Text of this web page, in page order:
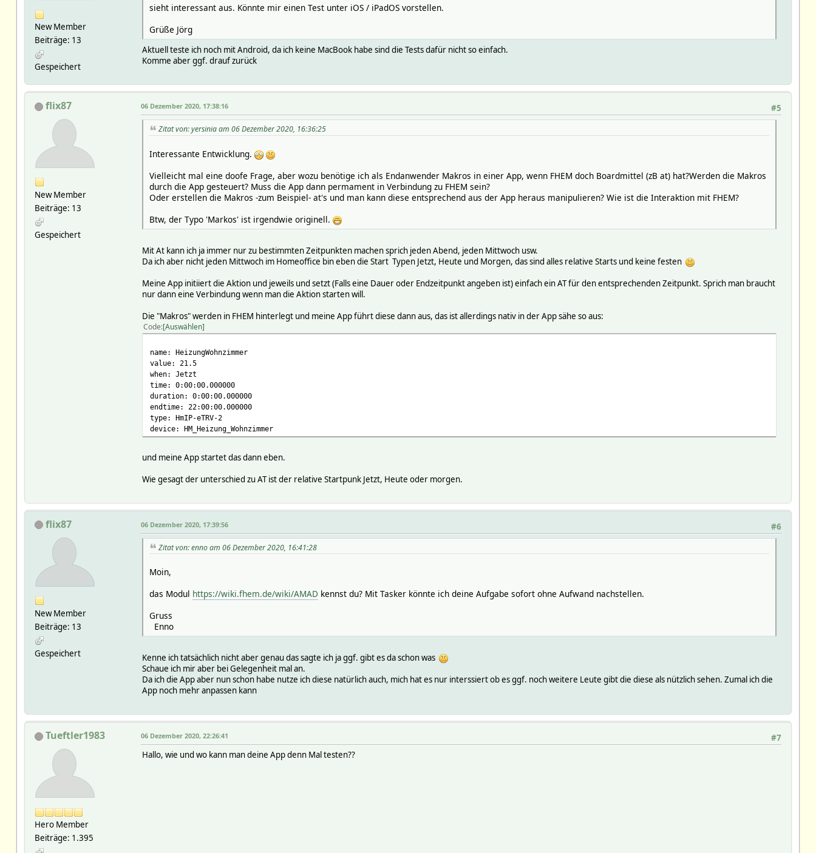
New Member
Beiträge: 13
Gespeichert
sieht interessant aus. Könnte mir einen Test unter iOS / iPadOS vorstellen.
Grüße Jörg
Aktuell teste ich noch mit Android, da ich keine MacBook habe sind die Tests dafür nicht so einfach.
Komme aber ggf. drauf zurück
flix87
New Member
Beiträge: 13
Gespeichert
#5
06 Dezember 2020, 17:38:16
Zitat von: yersinia am 06 Dezember 2020, 16:36:25
Interessante Entwicklung.
Vielleicht mal eine doofe Frage, aber wozu benötige ich als Endanwender Makros in einer App, wenn FHEM doch Boardmittel (zB at) hat?Werden die Makros
durch die App gesteuert? Muss die App dann permament in Verbindung zu FHEM sein?
Oder erstellen die Makros -zum Beispiel- at's und man kann diese entsprechend aus der App heraus manipulieren? Wie ist die Interaktion mit FHEM?
Btw, der Typo 'Markos' ist irgendwie originell.
Mit At kann ich ja immer nur zu bestimmten Zeitpunkten machen sprich jeden Abend, jeden Mittwoch usw.
Da ich aber nicht jeden Mittwoch im Homeoffice bin eben die Start Typen Jetzt, Heute und Morgen, das sind alles relative Starts und keine festen
Meine App initiiert die Aktion und jeweils und setzt (Falls eine Dauer oder Endzeitpunkt angeben ist) einfach ein AT für den entsprechenden Zeitpunkt. Sprich man braucht
nur dann eine Verbindung wenn man die Aktion starten will.
Die "Makros" werden in FHEM hinterlegt und meine App führt diese dann aus, das ist allerdings nativ in der App sähe so aus:
Code Auswählen
name: HeizungWohnzimmer
value: 21.5
when: Jetzt
time: 0:00:00.000000
duration: 0:00:00.000000
endtime: 22:00:00.000000
type: HmIP-eTRV-2
device: HM_Heizung_Wohnzimmer
und meine App startet das dann eben.
Wie gesagt der unterschied zu AT ist der relative Startpunk Jetzt, Heute oder morgen.
flix87
New Member
Beiträge: 13
Gespeichert
#6
06 Dezember 2020, 17:39:56
Zitat von: enno am 06 Dezember 2020, 16:41:28
Moin,
das Modul https://wiki.fhem.de/wiki/AMAD kennst du? Mit Tasker könnte ich deine Aufgabe sofort ohne Aufwand nachstellen.
Gruss
Enno
Kenne ich tatsächlich nicht aber genau das sagte ich ja ggf. gibt es da schon was
Schaue ich mir aber bei Gelegenheit mal an.
Da ich die App aber nun schon habe nutze ich diese natürlich auch, mich hat es nur interssiert ob es ggf. noch weitere Leute gibt die diese als nützlich sehen. Zumal ich die
App noch mehr anpassen kann
Tueftler1983
Hero Member
Beiträge: 1.395
#7
06 Dezember 2020, 22:26:41
Hallo, wie und wo kann man deine App denn Mal testen??